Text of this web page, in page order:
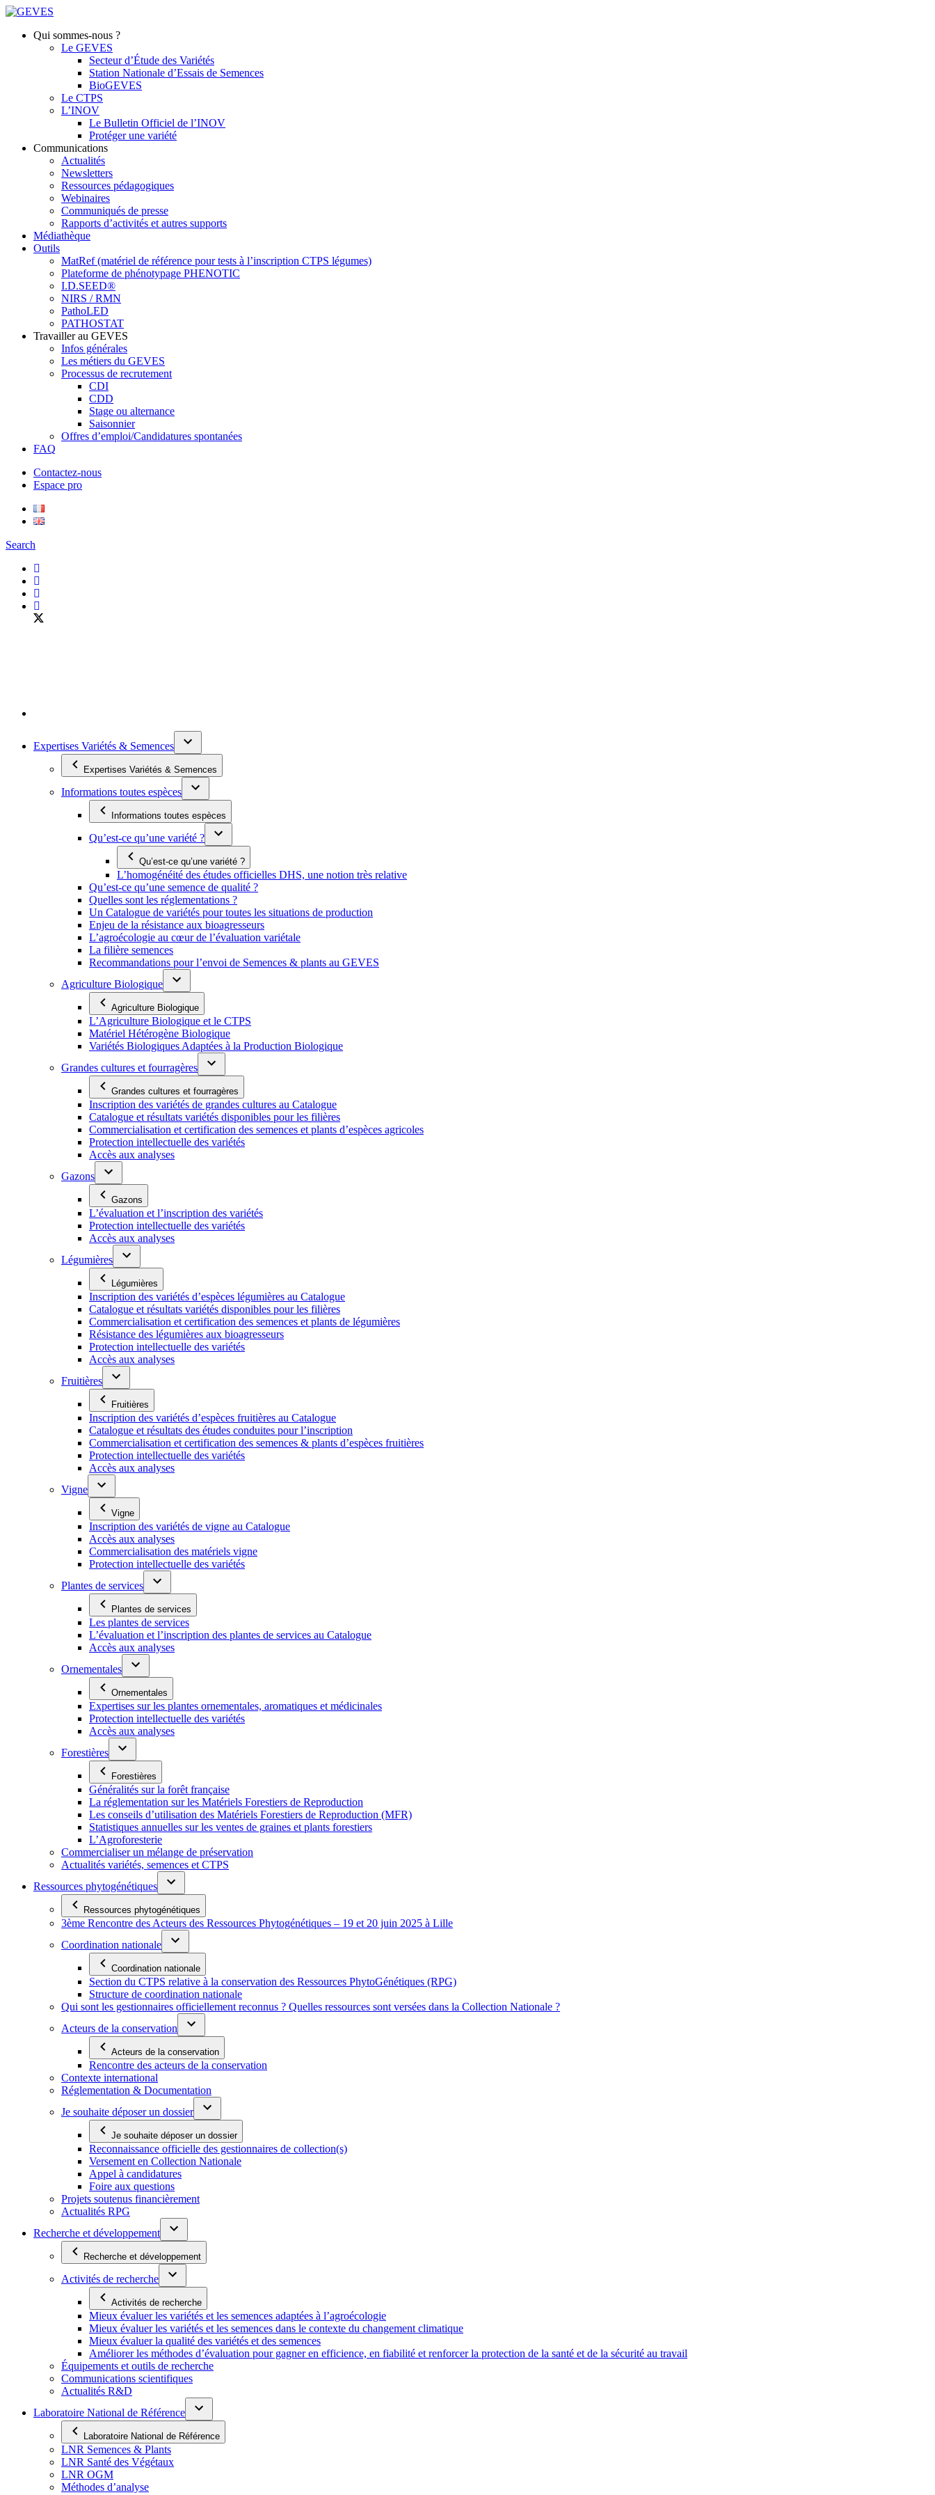
Qui sommes-nous ?
Le GEVES
Secteur d’Étude des Variétés
Station Nationale d’Essais de Semences
BioGEVES
Le CTPS
L’INOV
Le Bulletin Officiel de l’INOV
Protéger une variété
Communications
Actualités
Newsletters
Ressources pédagogiques
Webinaires
Communiqués de presse
Rapports d’activités et autres supports
Médiathèque
Outils
MatRef (matériel de référence pour tests à l’inscription CTPS légumes)
Plateforme de phénotypage PHENOTIC
I.D.SEED®
NIRS / RMN
PathoLED
PATHOSTAT
Travailler au GEVES
Infos générales
Les métiers du GEVES
Processus de recrutement
CDI
CDD
Stage ou alternance
Saisonnier
Offres d’emploi/Candidatures spontanées
FAQ
Contactez-nous
Espace pro
Search
Expertises Variétés & Semences
Expertises Variétés & Semences
Informations toutes espèces
Informations toutes espèces
Qu’est-ce qu’une variété ?
Qu’est-ce qu’une variété ?
L’homogénéité des études officielles DHS, une notion très relative
Qu’est-ce qu’une semence de qualité ?
Quelles sont les réglementations ?
Un Catalogue de variétés pour toutes les situations de production
Enjeu de la résistance aux bioagresseurs
L’agroécologie au cœur de l’évaluation variétale
La filière semences
Recommandations pour l’envoi de Semences & plants au GEVES
Agriculture Biologique
Agriculture Biologique
L’Agriculture Biologique et le CTPS
Matériel Hétérogène Biologique
Variétés Biologiques Adaptées à la Production Biologique
Grandes cultures et fourragères
Grandes cultures et fourragères
Inscription des variétés de grandes cultures au Catalogue
Catalogue et résultats variétés disponibles pour les filières
Commercialisation et certification des semences et plants d’espèces agricoles
Protection intellectuelle des variétés
Accès aux analyses
Gazons
Gazons
L’évaluation et l’inscription des variétés
Protection intellectuelle des variétés
Accès aux analyses
Légumières
Légumières
Inscription des variétés d’espèces légumières au Catalogue
Catalogue et résultats variétés disponibles pour les filières
Commercialisation et certification des semences et plants de légumières
Résistance des légumières aux bioagresseurs
Protection intellectuelle des variétés
Accès aux analyses
Fruitières
Fruitières
Inscription des variétés d’espèces fruitières au Catalogue
Catalogue et résultats des études conduites pour l’inscription
Commercialisation et certification des semences & plants d’espèces fruitières
Protection intellectuelle des variétés
Accès aux analyses
Vigne
Vigne
Inscription des variétés de vigne au Catalogue
Accès aux analyses
Commercialisation des matériels vigne
Protection intellectuelle des variétés
Plantes de services
Plantes de services
Les plantes de services
L’évaluation et l’inscription des plantes de services au Catalogue
Accès aux analyses
Ornementales
Ornementales
Expertises sur les plantes ornementales, aromatiques et médicinales
Protection intellectuelle des variétés
Accès aux analyses
Forestières
Forestières
Généralités sur la forêt française
La réglementation sur les Matériels Forestiers de Reproduction
Les conseils d’utilisation des Matériels Forestiers de Reproduction (MFR)
Statistiques annuelles sur les ventes de graines et plants forestiers
L’Agroforesterie
Commercialiser un mélange de préservation
Actualités variétés, semences et CTPS
Ressources phytogénétiques
Ressources phytogénétiques
3ème Rencontre des Acteurs des Ressources Phytogénétiques – 19 et 20 juin 2025 à Lille
Coordination nationale
Coordination nationale
Section du CTPS relative à la conservation des Ressources PhytoGénétiques (RPG)
Structure de coordination nationale
Qui sont les gestionnaires officiellement reconnus ? Quelles ressources sont versées dans la Collection Nationale ?
Acteurs de la conservation
Acteurs de la conservation
Rencontre des acteurs de la conservation
Contexte international
Réglementation & Documentation
Je souhaite déposer un dossier
Je souhaite déposer un dossier
Reconnaissance officielle des gestionnaires de collection(s)
Versement en Collection Nationale
Appel à candidatures
Foire aux questions
Projets soutenus financièrement
Actualités RPG
Recherche et développement
Recherche et développement
Activités de recherche
Activités de recherche
Mieux évaluer les variétés et les semences adaptées à l’agroécologie
Mieux évaluer les variétés et les semences dans le contexte du changement climatique
Mieux évaluer la qualité des variétés et des semences
Améliorer les méthodes d’évaluation pour gagner en efficience, en fiabilité et renforcer la protection de la santé et de la sécurité au travail
Équipements et outils de recherche
Communications scientifiques
Actualités R&D
Laboratoire National de Référence
Laboratoire National de Référence
LNR Semences & Plants
LNR Santé des Végétaux
LNR OGM
Méthodes d’analyse